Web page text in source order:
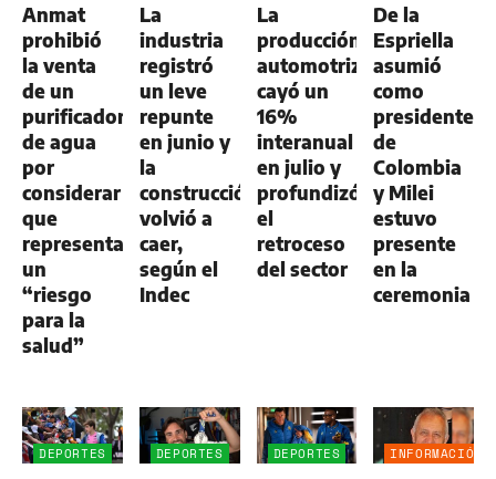
Anmat
prohibió
la venta
de un
purificador
de agua
por
considerar
que
representa
un
“riesgo
para la
salud”
La
industria
registró
un leve
repunte
en junio y
la
construcción
volvió a
caer,
según el
Indec
La
producción
automotriz
cayó un
16%
interanual
en julio y
profundizó
el
retroceso
del sector
De la
Espriella
asumió
como
presidente
de
Colombia
y Milei
estuvo
presente
en la
ceremonia
DEPORTES DEPORTES DEPORTES
INFORMACIÓN